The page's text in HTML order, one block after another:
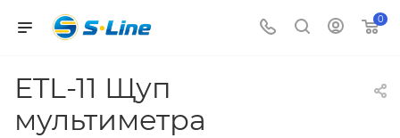
0
ETL-11 Щуп
мультиметра